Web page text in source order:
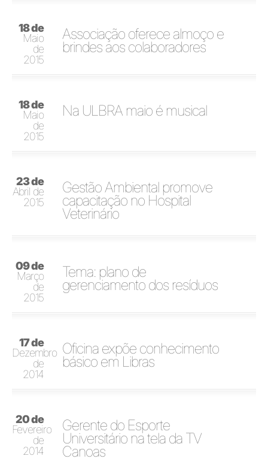
18 de
Maio
de
2015
Associação oferece almoço e
brindes aos colaboradores
18 de
Maio
de
2015
Na ULBRA maio é musical
23 de
Abril de
2015
Gestão Ambiental promove
capacitação no Hospital
Veterinário
09 de
Março
de
2015
Tema: plano de
gerenciamento dos resíduos
17 de
Dezembro
de
2014
Oficina expõe conhecimento
básico em Libras
20 de
Fevereiro
de
2014
Gerente do Esporte
Universitário na tela da TV
Canoas